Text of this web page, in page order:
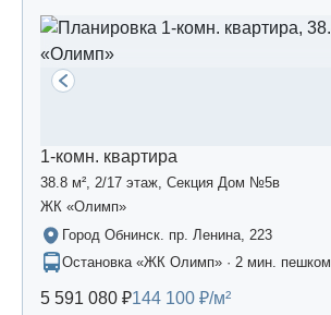
1-комн. квартира
38.8 м², 2/17 этаж, Секция Дом №5в
ЖК «Олимп»
Город Обнинск. пр. Ленина, 223
Остановка «ЖК Олимп» · 2 мин. пешком
5 591 080 ₽144 100 ₽/м²